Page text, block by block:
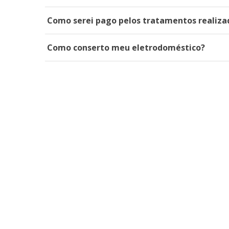
Como serei pago pelos tratamentos
Como conserto meu eletrodoméstico?